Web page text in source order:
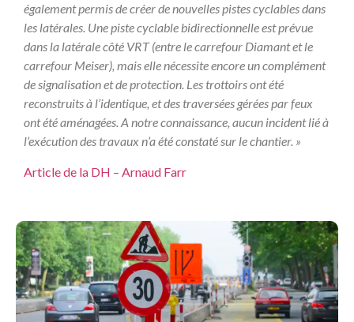
également permis de créer de nouvelles pistes cyclables dans
les latérales. Une piste cyclable bidirectionnelle est prévue
dans la latérale côté VRT (entre le carrefour Diamant et le
carrefour Meiser), mais elle nécessite encore un complément
de signalisation et de protection. Les trottoirs ont été
reconstruits à l’identique, et des traversées gérées par feux
ont été aménagées. A notre connaissance, aucun incident lié à
l’exécution des travaux n’a été constaté sur le chantier. »
Article de la DH – Arnaud Farr